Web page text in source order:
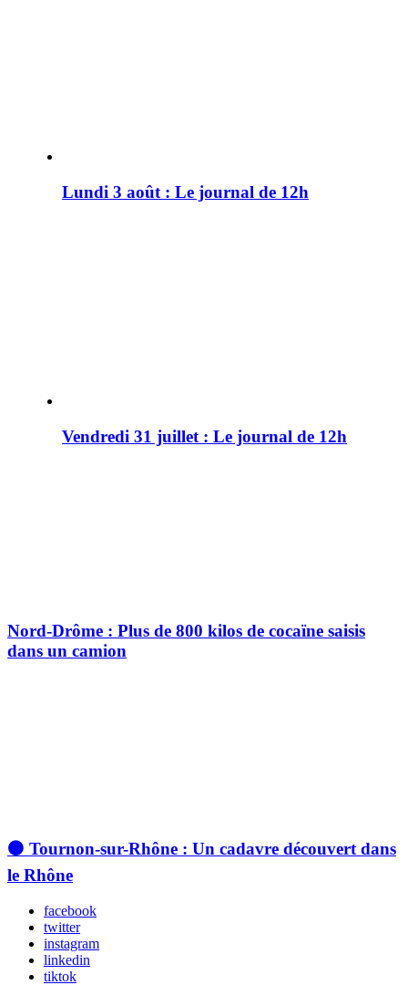
Lundi 3 août : Le journal de 12h
Vendredi 31 juillet : Le journal de 12h
Nord-Drôme : Plus de 800 kilos de cocaïne saisis
dans un camion
⚫ Tournon-sur-Rhône : Un cadavre découvert dans
le Rhône
facebook
twitter
instagram
linkedin
tiktok